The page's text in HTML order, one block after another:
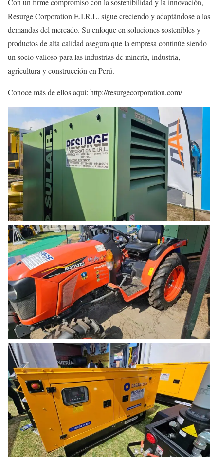
Con un firme compromiso con la sostenibilidad y la innovación,
Resurge Corporation E.I.R.L. sigue creciendo y adaptándose a las
demandas del mercado. Su enfoque en soluciones sostenibles y
productos de alta calidad asegura que la empresa continúe siendo
un socio valioso para las industrias de minería, industria,
agricultura y construcción en Perú.
Conoce más de ellos aquí: http://resurgecorporation.com/